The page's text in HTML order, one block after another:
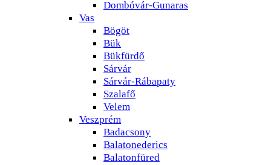
Dombóvár-Gunaras
Vas
Bögöt
Bük
Bükfürdő
Sárvár
Sárvár-Rábapaty
Szalafő
Velem
Veszprém
Badacsony
Balatonederics
Balatonfüred